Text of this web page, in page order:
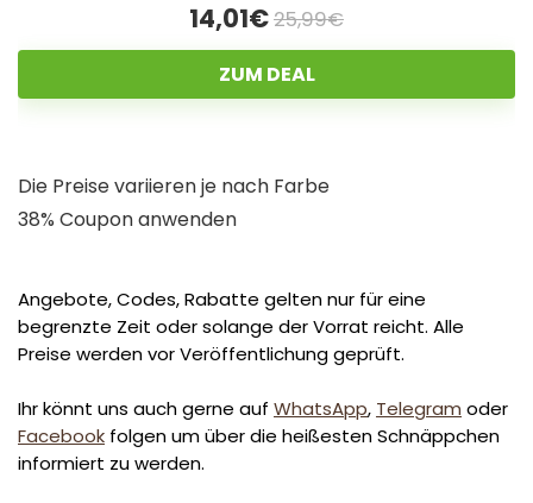
14,01€25,99€
ZUM DEAL
Die Preise variieren je nach Farbe
38% Coupon anwenden
Angebote, Codes, Rabatte gelten nur für eine
begrenzte Zeit oder solange der Vorrat reicht. Alle
Preise werden vor Veröffentlichung geprüft.
Ihr könnt uns auch gerne auf WhatsApp, Telegram oder
Facebook folgen um über die heißesten Schnäppchen
informiert zu werden.